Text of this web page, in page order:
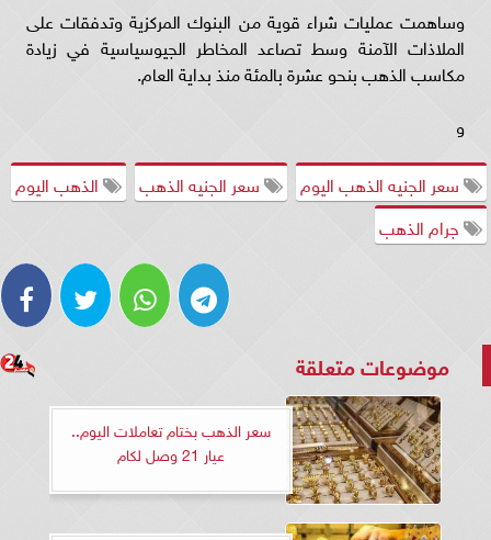
وساهمت عمليات شراء قوية من البنوك المركزية وتدفقات على
الملاذات الآمنة وسط تصاعد المخاطر الجيوسياسية في زيادة
مكاسب الذهب بنحو عشرة بالمئة منذ بداية العام.
و
سعر الجنيه الذهب اليوم
سعر الجنيه الذهب
الذهب اليوم
جرام الذهب
موضوعات متعلقة
سعر الذهب بختام تعاملات اليوم..
عيار 21 وصل لكام